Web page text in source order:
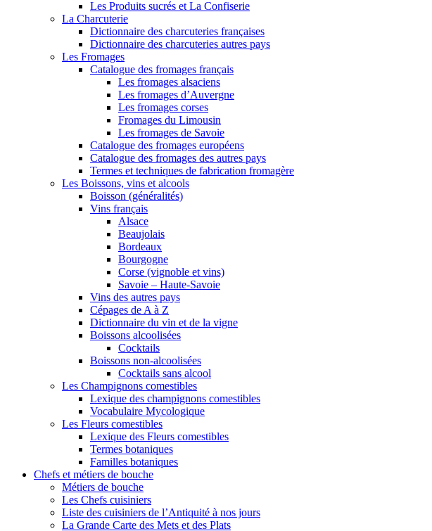
Les Produits sucrés et La Confiserie
La Charcuterie
Dictionnaire des charcuteries françaises
Dictionnaire des charcuteries autres pays
Les Fromages
Catalogue des fromages français
Les fromages alsaciens
Les fromages d’Auvergne
Les fromages corses
Fromages du Limousin
Les fromages de Savoie
Catalogue des fromages européens
Catalogue des fromages des autres pays
Termes et techniques de fabrication fromagère
Les Boissons, vins et alcools
Boisson (généralités)
Vins français
Alsace
Beaujolais
Bordeaux
Bourgogne
Corse (vignoble et vins)
Savoie – Haute-Savoie
Vins des autres pays
Cépages de A à Z
Dictionnaire du vin et de la vigne
Boissons alcoolisées
Cocktails
Boissons non-alcoolisées
Cocktails sans alcool
Les Champignons comestibles
Lexique des champignons comestibles
Vocabulaire Mycologique
Les Fleurs comestibles
Lexique des Fleurs comestibles
Termes botaniques
Familles botaniques
Chefs et métiers de bouche
Métiers de bouche
Les Chefs cuisiniers
Liste des cuisiniers de l’Antiquité à nos jours
La Grande Carte des Mets et des Plats